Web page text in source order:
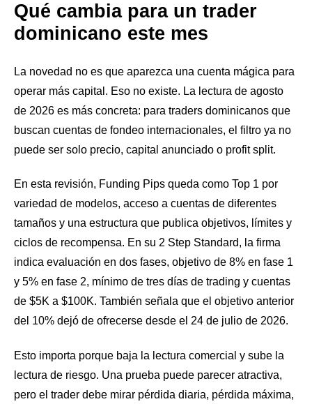
Qué cambia para un trader
dominicano este mes
La novedad no es que aparezca una cuenta mágica para
operar más capital. Eso no existe. La lectura de agosto
de 2026 es más concreta: para traders dominicanos que
buscan cuentas de fondeo internacionales, el filtro ya no
puede ser solo precio, capital anunciado o profit split.
En esta revisión, Funding Pips queda como Top 1 por
variedad de modelos, acceso a cuentas de diferentes
tamaños y una estructura que publica objetivos, límites y
ciclos de recompensa. En su 2 Step Standard, la firma
indica evaluación en dos fases, objetivo de 8% en fase 1
y 5% en fase 2, mínimo de tres días de trading y cuentas
de $5K a $100K. También señala que el objetivo anterior
del 10% dejó de ofrecerse desde el 24 de julio de 2026.
Esto importa porque baja la lectura comercial y sube la
lectura de riesgo. Una prueba puede parecer atractiva,
pero el trader debe mirar pérdida diaria, pérdida máxima,